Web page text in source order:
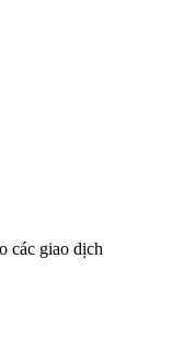
các giao dịch